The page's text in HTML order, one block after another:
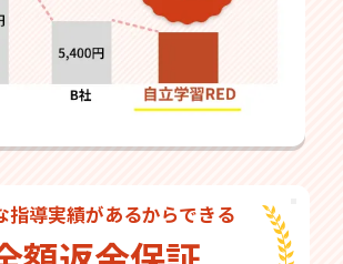
指導実績があるからできる